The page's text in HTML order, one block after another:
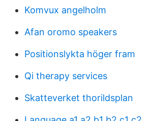
Komvux angelholm
Afan oromo speakers
Positionslykta höger fram
Qi therapy services
Skatteverket thorildsplan